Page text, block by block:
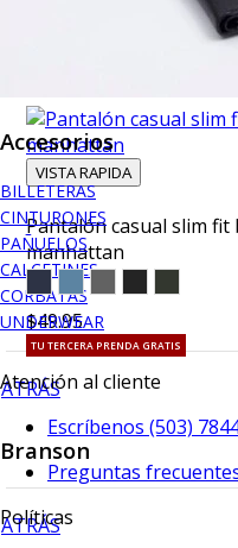
Accesorios
BILLETERAS
CINTURONES
PAÑUELOS
CALCETINES
CORBATAS
UNDERWEAR
ATRÁS
Branson
ATRÁS
VISTA RAPIDA
Pantalón casual slim
manhattan
$49.95
TU TERCERA PRENDA GRATIS
Atención al cliente
Escríbenos (503)
Preguntas
Políticas